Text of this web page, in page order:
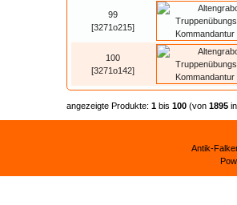
99
[3271o215]
100
[3271o142]
angezeigte Produkte: 1 bis 100 (von 1895
Antik-